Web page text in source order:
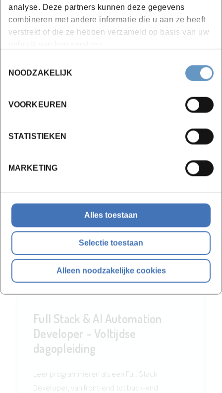
analyse. Deze partners kunnen deze gegevens
combineren met andere informatie die u aan ze heeft
verstrekt of die ze hebben verzameld op basis van uw
NOODZAKELIJK
VOORKEUREN
STATISTIEKEN
MARKETING
Alles toestaan
Selectie toestaan
Alleen noodzakelijke cookies
Locaties en data
Campus Roeselare
vanaf 10-09-2026
Volg aparte modules of het
volledige traject!
Full Stack & AI Automation
Developer - Voltijdse
dagopleiding
Leer programmeren als een Full Stack
Developer, van front-end tot back-end